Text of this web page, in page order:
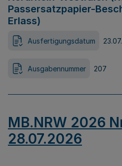
Passersatzpapier-
Erlass)
Ausfertigungsdatum
Ausgabennummer 207
MB.NRW 2026
28.07.2026